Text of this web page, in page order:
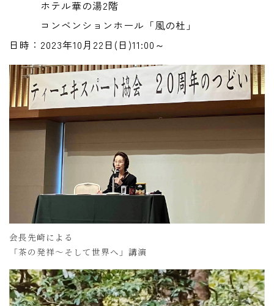
ホテル華の湯2階
コンベンションホール「風の杜」
日時：2023年10月22日(日)11:00～
会長先崎による
「茶の発祥～そして世界へ」講演